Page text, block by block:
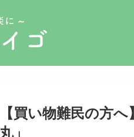
【買い物難民の方
丸」